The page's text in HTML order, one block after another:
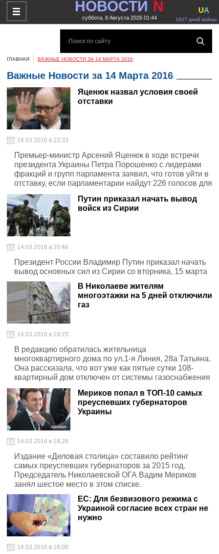
НОВОСТИ N
суббота, 8 Августа 2026 01:44 1627 дней войны
UA
ГЛАВНАЯ ВАЖНЫЕ НОВОСТИ ЗА 14 МАРТА 2016
Важные Новости за 14 Марта 2016
Яценюк назвал условия своей
отставки
14.03.2016 в 23:33
Премьер-министр Арсений Яценюк в ходе встречи
президента Украины Петра Порошенко с лидерами
фракций и групп парламента заявил, что готов уйти в
отставку, если парламентарии найдут 226 голосов для
назначения нового премьера, сообщил лидер
фракции Радикальной партии Олег Ляшко.
Путин приказал начать вывод
войск из Сирии
14.03.2016 в 20:46
Президент России Владимир Путин приказал начать
вывод основных сил из Сирии со вторника, 15 марта
В Николаеве жителям
многоэтажки на 5 дней отключили
газ
14.03.2016 в 19:23
В редакцию обратилась жительница
многоквартирного дома по ул.1-я Линия, 28а Татьяна.
Она рассказала, что вот уже как пятые сутки 108-
квартирный дом отключен от системы газоснабжения
по причине напряжения в газопроводе.
Мериков попал в ТОП-10 самых
преуспевших губернаторов
Украины
14.03.2016 в 18:28
Издание «Деловая столица» составило рейтинг
самых преуспевших губернаторов за 2015 год.
Председатель Николаевской ОГА Вадим Мериков
занял шестое место в этом списке.
ЕС: Для безвизового режима с
Украиной согласие всех стран не
нужно
14.03.2016 в 18:00